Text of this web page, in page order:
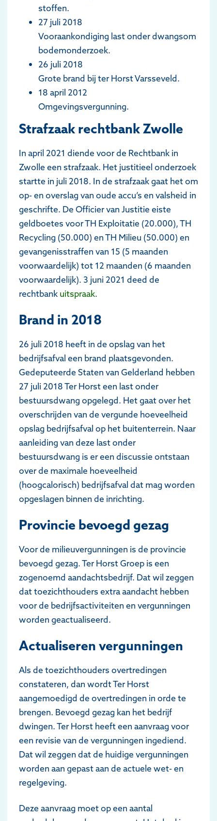
stoffen.
27 juli 2018
Vooraankondiging last onder dwangsom
bodemonderzoek.
26 juli 2018
Grote brand bij ter Horst Varsseveld.
18 april 2012
Omgevingsvergunning.
Strafzaak rechtbank Zwolle
In april 2021 diende voor de Rechtbank in
Zwolle een strafzaak. Het justitieel onderzoek
startte in juli 2018. In de strafzaak gaat het om
op- en overslag van oude accu’s en valsheid in
geschrifte. De Officier van Justitie eiste
geldboetes voor TH Exploitatie (20.000), TH
Recycling (50.000) en TH Milieu (50.000) en
gevangenisstraffen van 15 (5 maanden
voorwaardelijk) tot 12 maanden (6 maanden
voorwaardelijk). 3 juni 2021 deed de
rechtbank uitspraak.
Brand in 2018
26 juli 2018 heeft in de opslag van het
bedrijfsafval een brand plaatsgevonden.
Gedeputeerde Staten van Gelderland hebben
27 juli 2018 Ter Horst een last onder
bestuursdwang opgelegd. Het gaat over het
overschrijden van de vergunde hoeveelheid
opslag bedrijfsafval op het buitenterrein. Naar
aanleiding van deze last onder
bestuursdwang is er een discussie ontstaan
over de maximale hoeveelheid
(hoogcalorisch) bedrijfsafval dat mag worden
opgeslagen binnen de inrichting.
Provincie bevoegd gezag
Voor de milieuvergunningen is de provincie
bevoegd gezag. Ter Horst Groep is een
zogenoemd aandachtsbedrijf. Dat wil zeggen
dat toezichthouders extra aandacht hebben
voor de bedrijfsactiviteiten en vergunningen
worden geactualiseerd.
Actualiseren vergunningen
Als de toezichthouders overtredingen
constateren, dan wordt Ter Horst
aangemoedigd de overtredingen in orde te
brengen. Bevoegd gezag kan het bedrijf
dwingen. Ter Horst heeft een aanvraag voor
een revisie van de vergunningen ingediend.
Dat wil zeggen dat de huidige vergunningen
worden aan gepast aan de actuele wet- en
regelgeving.
Deze aanvraag moet op een aantal